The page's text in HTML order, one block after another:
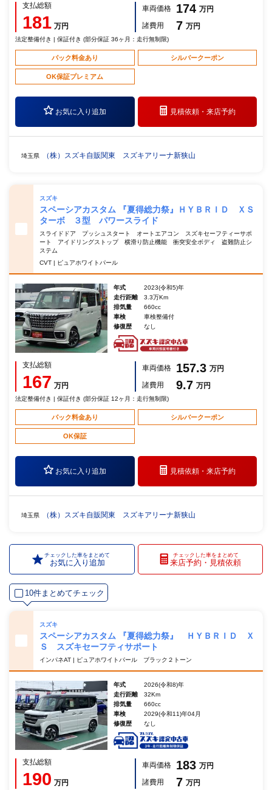
支払総額
181 万円
車両価格 174 万円
諸費用
7 万円
法定整備付き | 保証付き (部分保証 36ヶ月：走行無制限)
パック料金あり シルバークーポン
OK保証プレミアム
お気に入り追加 見積依頼・来店予約
埼玉県 （株）スズキ自販関東 スズキアリーナ新狭山
スズキ
スペーシアカスタム 『夏得総力祭』ＨＹＢＲＩＤ ＸＳ
ターボ ３型 パワースライド
スライドドア プッシュスタート オートエアコン スズキセーフティーサポ
ート アイドリングストップ 横滑り防止機能 衝突安全ボディ 盗難防止シ
ステム
CVT | ピュアホワイトパール
年式
2023(令和5)年
走行距離
3.3万Km
排気量
660cc
車検
車検整備付
修復歴
なし
支払総額
167 万円
車両価格 157.3 万円
諸費用
9.7 万円
法定整備付き | 保証付き (部分保証 12ヶ月：走行無制限)
パック料金あり シルバークーポン
OK保証
お気に入り追加 見積依頼・来店予約
埼玉県 （株）スズキ自販関東 スズキアリーナ新狭山
チェックした車をまとめて
お気に入り追加
チェックした車をまとめて
来店予約・見積依頼
10件まとめてチェック
スズキ
スペーシアカスタム 『夏得総力祭』 ＨＹＢＲＩＤ Ｘ
Ｓ スズキセーフティサポート
インパネAT | ピュアホワイトパール ブラック２トーン
年式
2026(令和8)年
走行距離
32Km
排気量
660cc
車検
2029(令和11)年04月
修復歴
なし
支払総額
190 万円
車両価格 183 万円
諸費用
7 万円